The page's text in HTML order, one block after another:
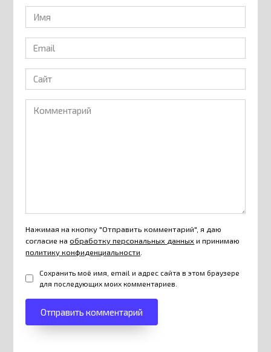
Имя
*
Email
*
Сайт
Комментарий
Нажимая на кнопку "Отправить комментарий", я даю
согласие наобработку персональных данныхи принимаю
политику конфиденциальности.
Сохранить моё имя, email и адрес сайта в этом браузере
для последующих моих комментариев.